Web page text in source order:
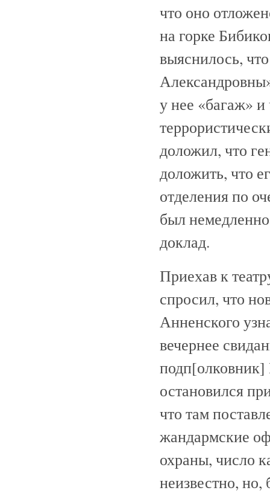
что оно
на горке
выяснилось,
у нее «багаж» и
доложил, что
доложить, что
отделения по
был
доклад.
Приехав к
спросил, что
Анненского
вечернее
подп[олковник]
остановился
что там
жандармские
охраны, число
неизвестно,